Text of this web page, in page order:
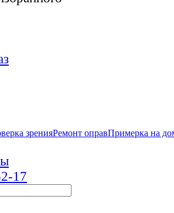
зренияРемонт оправПримерка на
17